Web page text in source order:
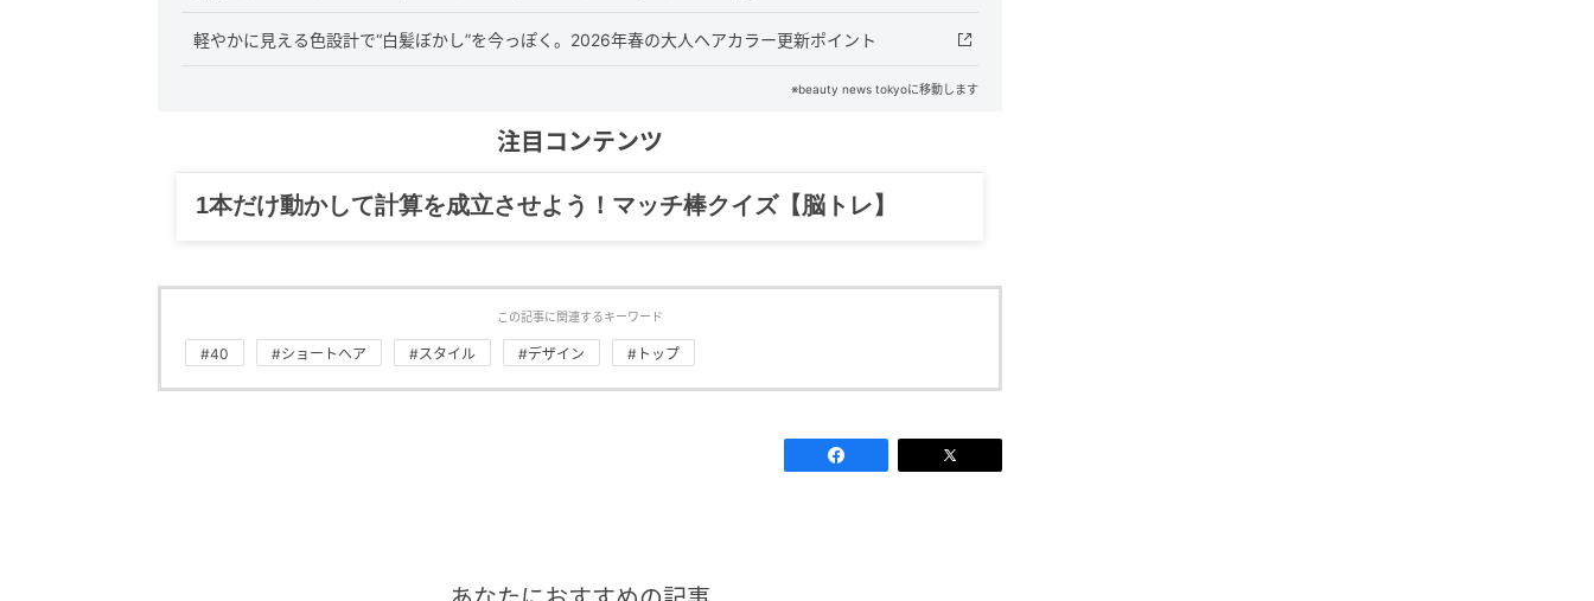
軽やかに見える色設計で“白髪ぼかし”を今っぽく。2026年春の大人ヘアカラー更新ポイント
※beauty news tokyoに移動します
注目コンテンツ
グルメ、ギャグ、子育て、旅行記……全部、読めます。
この記事に関連するキーワード
#40 #ショートヘア #スタイル #デザイン #トップ